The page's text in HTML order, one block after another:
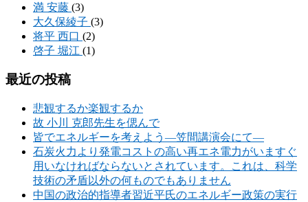
満 安藤 (3)
大久保綾子 (3)
将平 西口 (2)
啓子 堀江 (1)
最近の投稿
悲観するか楽観するか
故 小川 克郎先生を偲んで
皆でエネルギーを考えよう―笠間講演会にて―
石炭火力より発電コストの高い再エネ電力がいますぐ
用いなければならないとされています。これは、科学
技術の矛盾以外の何ものでもありません
中国の政治的指導者習近平氏のエネルギー政策の実行